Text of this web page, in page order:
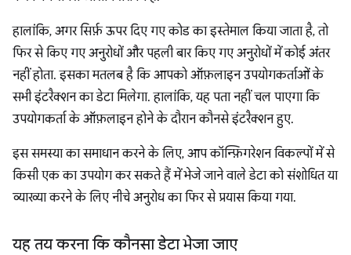
हालांकि, अगर सिर्फ़ ऊपर दिए गए कोड का इस्तेमाल किया जाता है, तो
फिर से किए गए अनुरोधों और पहली बार किए गए अनुरोधों में कोई अंतर
नहीं होता. इसका मतलब है कि आपको ऑफ़लाइन उपयोगकर्ताओं के
सभी इंटरैक्शन का डेटा मिलेगा. हालांकि, यह पता नहीं चल पाएगा कि
उपयोगकर्ता के ऑफ़लाइन होने के दौरान कौनसे इंटरैक्शन हुए.
इस समस्या का समाधान करने के लिए, आप कॉन्फ़िगरेशन विकल्पों में से
किसी एक का उपयोग कर सकते हैं में भेजे जाने वाले डेटा को संशोधित या
व्याख्या करने के लिए नीचे अनुरोध का फिर से प्रयास किया गया.
यह तय करना कि कौनसा डेटा भेजा जाए